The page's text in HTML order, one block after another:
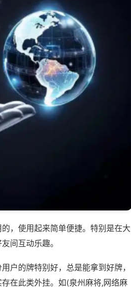
，使用起来简单便捷。特别是在大
间互动乐趣。
户的牌特别好，总是能拿到好牌，
在此类外挂。如(泉州麻将,网络麻